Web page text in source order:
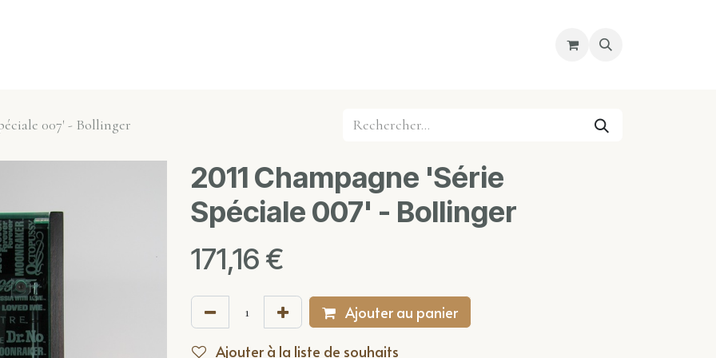
Cours
007' - Bollinger
2011 Champagne 'Série
Spéciale 007' - Bollinger
171,16 €
Ajouter au panier
Ajouter à la liste de souhaits